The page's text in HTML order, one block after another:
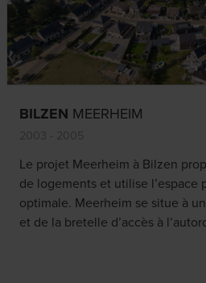
BILZEN MEERHEIM
2003 - 2005
Le projet Meerheim à Bilzen
de logements et utilise l’espace
optimale. Meerheim se situe à
et de la bretelle d’accès à